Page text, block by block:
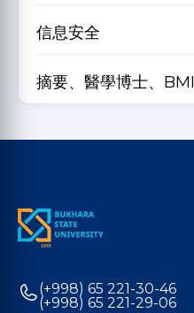
信息安全
摘要、醫學博士、BMI
(+998) 65 221-30-46
(+998) 65 221-29-06